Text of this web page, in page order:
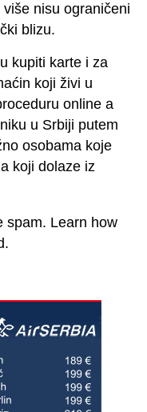
nisu ograničeni
blizu.
kupiti karte i za
koji živi u
online a
u Srbiji putem
osobama koje
koji dolaze iz
spam. Learn how